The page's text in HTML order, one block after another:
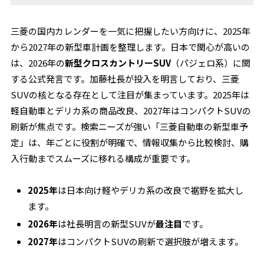
三菱の国内カレンダーを一気に把握したい方向けに、2025年
から2027年の新型車計画を整理します。日本で関心が高いの
は、2026年の新型クロスカントリーSUV（パジェロ系）に関
する公式発言です。加藤社長が投入を明言しており、三菱
SUVの核となる存在として注目が集まっています。2025年は
軽自動車とデリカ系の商品改良、2027年はコンパクトSUVの
刷新が焦点です。検索ニーズが強い「三菱自動車の新型車予
定」は、年ごとに役割が明確で、情報収集から比較検討、購
入行動までスムーズに移れる構成が重要です。
2025年は日本向け軽やデリカ系の改良で裾野を拡大し
ます。
2026年は社長明言の新型SUVが最注目です。
2027年はコンパクトSUVの刷新で選択肢が増えます。